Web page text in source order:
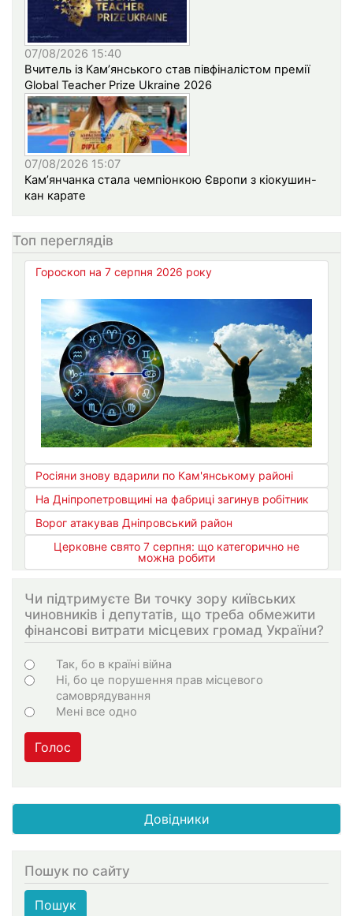
07/08/2026 15:40
Вчитель із Кам’янського став півфіналістом премії
Global Teacher Prize Ukraine 2026
07/08/2026 15:07
Кам’янчанка стала чемпіонкою Європи з кіокушин-
кан карате
Топ переглядів
Гороскоп на 7 серпня 2026 року
Росіяни знову вдарили по Кам'янському районі
На Дніпропетровщині на фабриці загинув робітник
Ворог атакував Дніпровський район
Церковне свято 7 серпня: що категорично не
можна робити
Чи підтримуєте Ви точку зору київських
чиновників і депутатів, що треба обмежити
фінансові витрати місцевих громад України?
Варіанти
Так, бо в країні війна
Ні, бо це порушення прав місцевого
самоврядування
Мені все одно
Голос
Довідники
Пошук по сайту
Пошук